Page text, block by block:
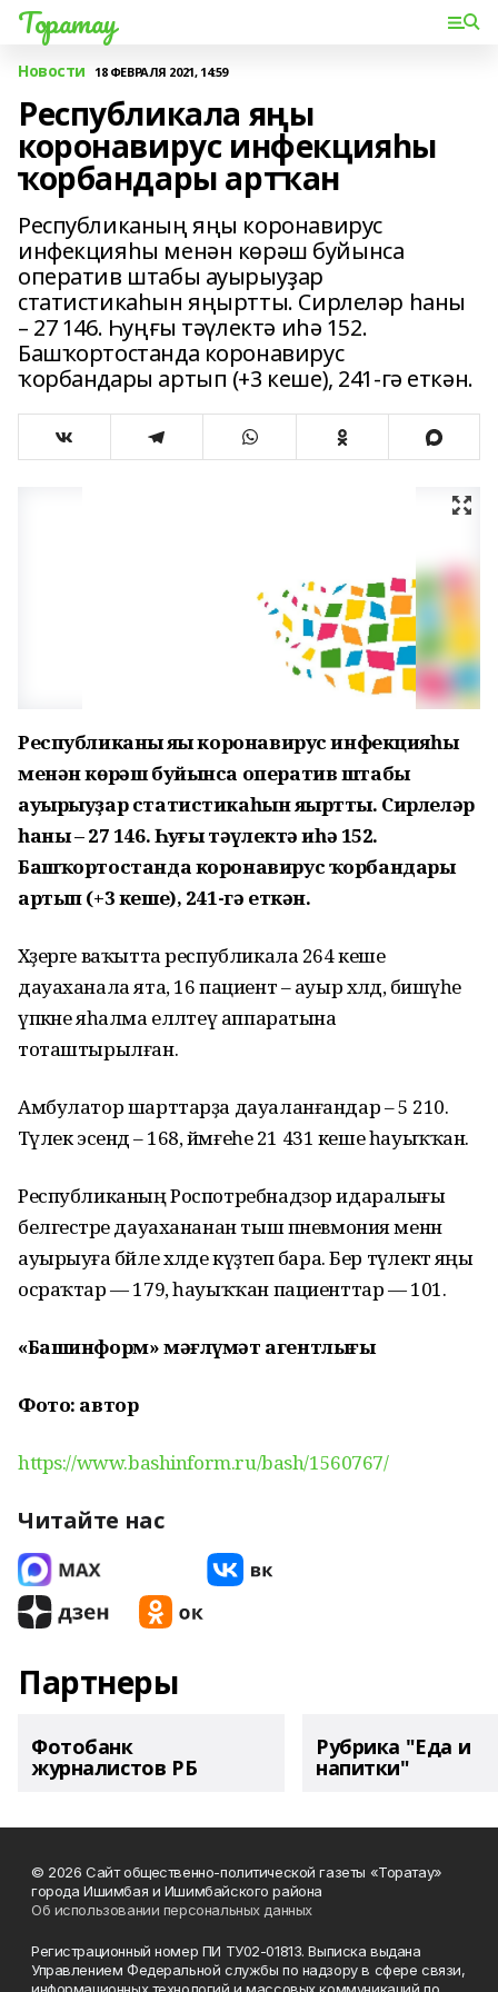
Торатау
Новости 18 ФЕВРАЛЯ 2021, 14:59
Республикала яңы
коронавирус инфекцияһы
ҡорбандары артҡан
Республиканың яңы коронавирус
инфекцияһы менән көрәш буйынса
оператив штабы ауырыуҙар
статистикаһын яңыртты. Сирлеләр һаны
– 27 146. Һуңғы тәүлектә иһә 152.
Башҡортостанда коронавирус
ҡорбандары артып (+3 кеше), 241-гә еткән.
Республиканың яңы коронавирус инфекцияһы
менән көрәш буйынса оператив штабы
ауырыуҙар статистикаһын яңыртты. Сирлеләр
һаны – 27 146. Һуңғы тәүлектә иһә 152.
Башҡортостанда коронавирус ҡорбандары
артып (+3 кеше), 241-гә еткән.
Хәҙерге ваҡытта республикала 264 кеше
дауаханала ята, 16 пациент – ауыр хәлдә, бишәүһе
үпкәне яһалма елләтеү аппаратына
тоташтырылған.
Амбулатор шарттарҙа дауаланғандар – 5 210.
Тәүлек эсендә – 168, йәмғеһе 21 431 кеше һауыҡҡан.
Республиканың Роспотребнадзор идаралығы
белгестәре дауахананан тыш пневмония менән
ауырыуға бәйле хәлде күҙәтеп бара. Бер тәүлектә яңы
осраҡтар — 179, һауыҡҡан пациенттар — 101.
«Башинформ» мәғлүмәт агентлығы
Фото: автор
https://www.bashinform.ru/bash/1560767/
Читайте нас
Партнеры
Фотобанк
журналистов РБ
Рубрика "Еда и
напитки"
© 2026 Сайт общественно-политической газеты «Торатау»
города Ишимбая и Ишимбайского района
Об использовании персональных данных
Регистрационный номер ПИ ТУ02-01813. Выписка выдана
Управлением Федеральной службы по надзору в сфере связи,